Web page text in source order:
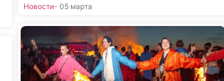
Новости- 05 марта